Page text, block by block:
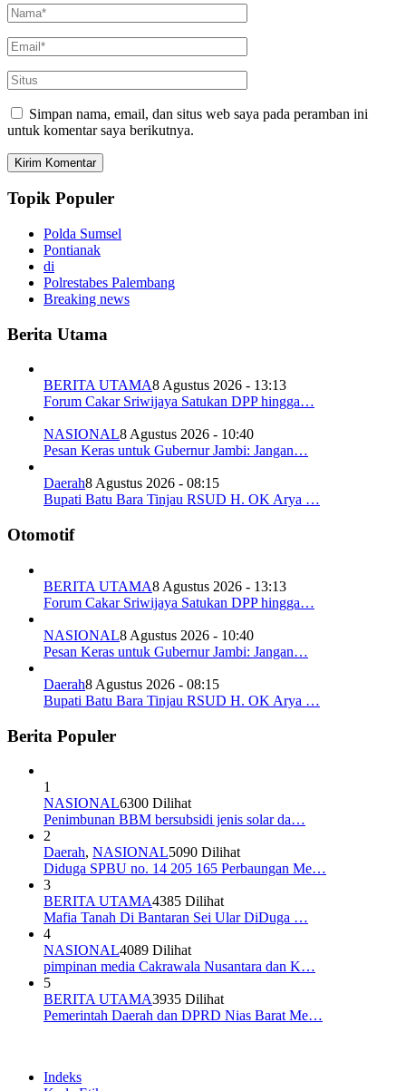
Simpan nama, email, dan situs web saya pada peramban ini
untuk komentar saya berikutnya.
Topik Populer
Polda Sumsel
Pontianak
di
Polrestabes Palembang
Breaking news
Berita Utama
BERITA UTAMA8 Agustus 2026 - 13:13
Forum Cakar Sriwijaya Satukan DPP hingga…
NASIONAL8 Agustus 2026 - 10:40
Pesan Keras untuk Gubernur Jambi: Jangan…
Daerah8 Agustus 2026 - 08:15
Bupati Batu Bara Tinjau RSUD H. OK Arya …
Otomotif
BERITA UTAMA8 Agustus 2026 - 13:13
Forum Cakar Sriwijaya Satukan DPP hingga…
NASIONAL8 Agustus 2026 - 10:40
Pesan Keras untuk Gubernur Jambi: Jangan…
Daerah8 Agustus 2026 - 08:15
Bupati Batu Bara Tinjau RSUD H. OK Arya …
Berita Populer
1
NASIONAL6300 Dilihat
Penimbunan BBM bersubsidi jenis solar da…
2
Daerah, NASIONAL5090 Dilihat
Diduga SPBU no. 14 205 165 Perbaungan Me…
3
BERITA UTAMA4385 Dilihat
Mafia Tanah Di Bantaran Sei Ular DiDuga …
4
NASIONAL4089 Dilihat
pimpinan media Cakrawala Nusantara dan K…
5
BERITA UTAMA3935 Dilihat
Pemerintah Daerah dan DPRD Nias Barat Me…
Indeks